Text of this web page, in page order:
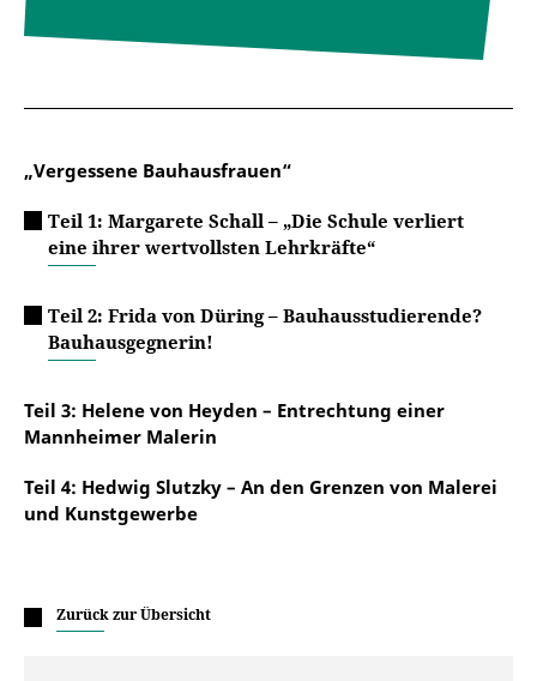
„Vergessene Bauhausfrauen“
Teil 1: Margarete Schall – „Die Schule verliert
eine ihrer wertvollsten Lehrkräfte“
Teil 2: Frida von Düring – Bauhausstudierende?
Bauhausgegnerin!
Teil 3: Helene von Heyden – Entrechtung einer
Mannheimer Malerin
Teil 4: Hedwig Slutzky – An den Grenzen von Malerei
und Kunstgewerbe
Zurück zur Übersicht